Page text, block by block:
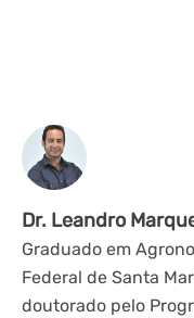
Dr. Leandro
Graduado em
Federal de Santa
doutorado pelo